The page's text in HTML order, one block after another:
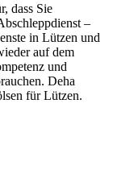
dass Sie
–
in Lützen und
auf dem
und
Deha
für Lützen.